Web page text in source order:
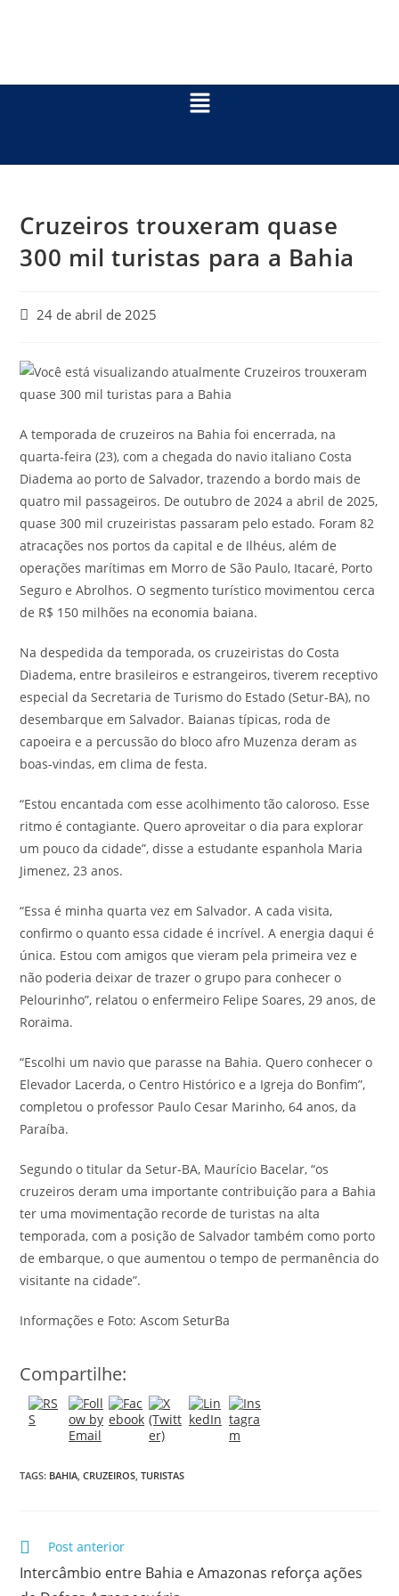
Cruzeiros trouxeram quase
300 mil turistas para a Bahia
24 de abril de 2025
A temporada de cruzeiros na Bahia foi encerrada, na
quarta-feira (23), com a chegada do navio italiano Costa
Diadema ao porto de Salvador, trazendo a bordo mais de
quatro mil passageiros. De outubro de 2024 a abril de 2025,
quase 300 mil cruzeiristas passaram pelo estado. Foram 82
atracações nos portos da capital e de Ilhéus, além de
operações marítimas em Morro de São Paulo, Itacaré, Porto
Seguro e Abrolhos. O segmento turístico movimentou cerca
de R$ 150 milhões na economia baiana.
Na despedida da temporada, os cruzeiristas do Costa
Diadema, entre brasileiros e estrangeiros, tiverem receptivo
especial da Secretaria de Turismo do Estado (Setur-BA), no
desembarque em Salvador. Baianas típicas, roda de
capoeira e a percussão do bloco afro Muzenza deram as
boas-vindas, em clima de festa.
“Estou encantada com esse acolhimento tão caloroso. Esse
ritmo é contagiante. Quero aproveitar o dia para explorar
um pouco da cidade”, disse a estudante espanhola Maria
Jimenez, 23 anos.
“Essa é minha quarta vez em Salvador. A cada visita,
confirmo o quanto essa cidade é incrível. A energia daqui é
única. Estou com amigos que vieram pela primeira vez e
não poderia deixar de trazer o grupo para conhecer o
Pelourinho”, relatou o enfermeiro Felipe Soares, 29 anos, de
Roraima.
“Escolhi um navio que parasse na Bahia. Quero conhecer o
Elevador Lacerda, o Centro Histórico e a Igreja do Bonfim”,
completou o professor Paulo Cesar Marinho, 64 anos, da
Paraíba.
Segundo o titular da Setur-BA, Maurício Bacelar, “os
cruzeiros deram uma importante contribuição para a Bahia
ter uma movimentação recorde de turistas na alta
temporada, com a posição de Salvador também como porto
de embarque, o que aumentou o tempo de permanência do
visitante na cidade”.
Informações e Foto: Ascom SeturBa
Compartilhe:
TAGS: BAHIA, CRUZEIROS, TURISTAS
Post anterior
Intercâmbio entre Bahia e Amazonas reforça ações